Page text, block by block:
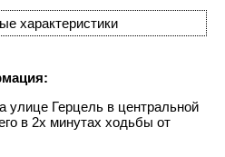
характеристики
улице Герцель в центральной
в 2х минутах ходьбы от